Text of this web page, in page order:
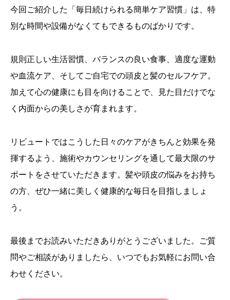
今回ご紹介した「毎日続けられる簡単ケア習慣」は、特
別な時間や設備がなくてもできるものばかりです。
規則正しい生活習慣、バランスの良い食事、適度な運動
や血流ケア、そしてご自宅での頭皮と髪のセルフケア。
加えて心の健康にも目を向けることで、見た目だけでな
く内面からの美しさが育まれます。
リビュートではこうした日々のケアがきちんと効果を発
揮するよう、施術やカウンセリングを通して最大限のサ
ポートをさせていただきます。髪や頭皮の悩みをお持ち
の方、ぜひ一緒に美しく健康的な毎日を目指しましょ
う。
最後までお読みいただきありがとうございました。ご質
問やご相談がありましたら、いつでもお気軽にお問い合
わせください。